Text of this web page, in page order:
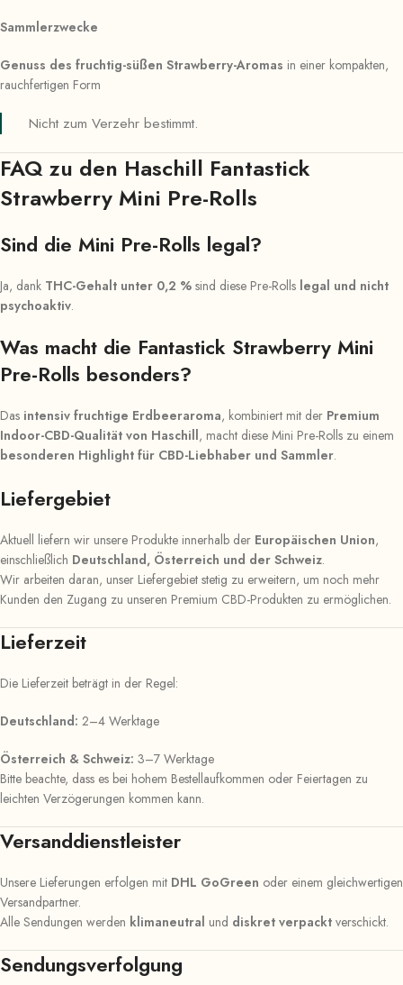
Sammlerzwecke
Genuss des fruchtig-süßen Strawberry-Aromas in einer kompakten,
rauchfertigen Form
Nicht zum Verzehr bestimmt.
FAQ zu den Haschill Fantastick
Strawberry Mini Pre-Rolls
Sind die Mini Pre-Rolls legal?
Ja, dank THC-Gehalt unter 0,2 % sind diese Pre-Rolls legal und nicht
psychoaktiv.
Was macht die Fantastick Strawberry Mini
Pre-Rolls besonders?
Das intensiv fruchtige Erdbeeraroma, kombiniert mit der Premium
Indoor-CBD-Qualität von Haschill, macht diese Mini Pre-Rolls zu einem
besonderen Highlight für CBD-Liebhaber und Sammler.
Liefergebiet
Aktuell liefern wir unsere Produkte innerhalb der Europäischen Union,
einschließlich Deutschland, Österreich und der Schweiz.
Wir arbeiten daran, unser Liefergebiet stetig zu erweitern, um noch mehr
Kunden den Zugang zu unseren Premium CBD-Produkten zu ermöglichen.
Lieferzeit
Die Lieferzeit beträgt in der Regel:
Deutschland: 2–4 Werktage
Österreich & Schweiz: 3–7 Werktage
Bitte beachte, dass es bei hohem Bestellaufkommen oder Feiertagen zu
leichten Verzögerungen kommen kann.
Versanddienstleister
Unsere Lieferungen erfolgen mit DHL GoGreen oder einem gleichwertigen
Versandpartner.
Alle Sendungen werden klimaneutral und diskret verpackt verschickt.
Sendungsverfolgung